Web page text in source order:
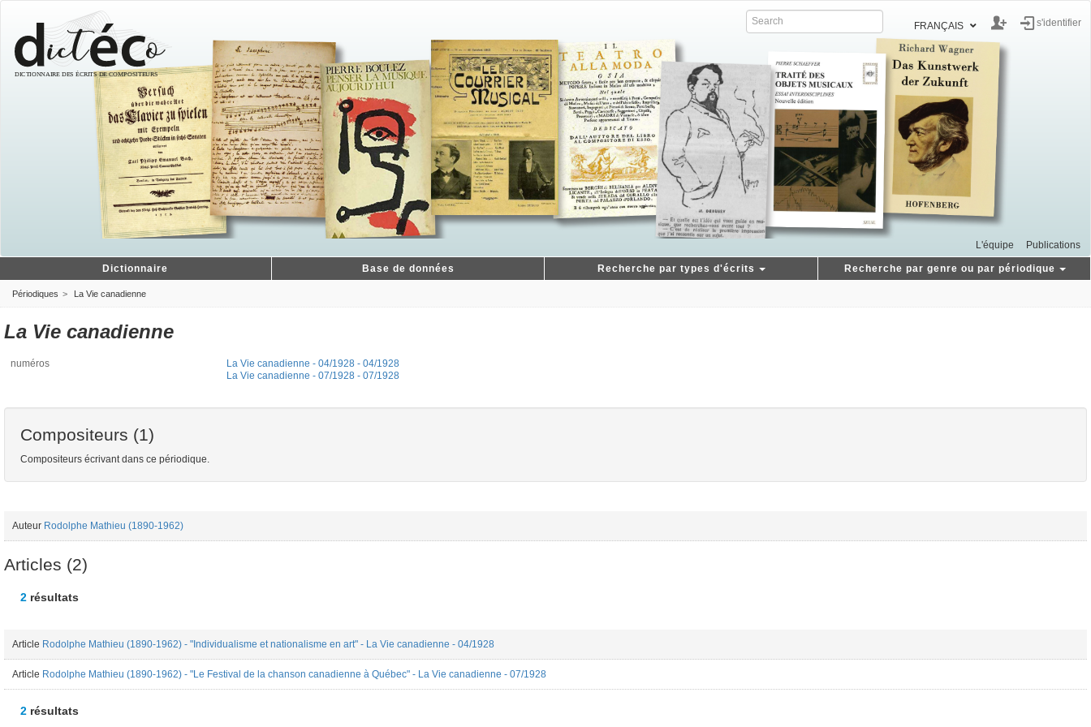
FRANÇAIS s'identifier
L'équipe Publications
Dictionnaire Base de données Recherche par types d'écrits Recherche par genre ou par périodique
Périodiques La Vie canadienne
La Vie canadienne
numéros
La Vie canadienne - 04/1928 - 04/1928
La Vie canadienne - 07/1928 - 07/1928
Compositeurs (1)
Compositeurs écrivant dans ce périodique.
Auteur Rodolphe Mathieu (1890-1962)
Articles (2)
2 résultats
Article Rodolphe Mathieu (1890-1962) - "Individualisme et nationalisme en art" - La Vie canadienne - 04/1928
Article Rodolphe Mathieu (1890-1962) - "Le Festival de la chanson canadienne à Québec" - La Vie canadienne - 07/1928
2 résultats